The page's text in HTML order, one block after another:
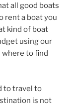
all good boats
rent a boat you
kind of boat
using our
to find
to travel to
is not